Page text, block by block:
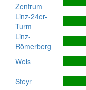
Zentrum
Linz-24er-
Turm
Linz-
Römerberg
Wels
Steyr